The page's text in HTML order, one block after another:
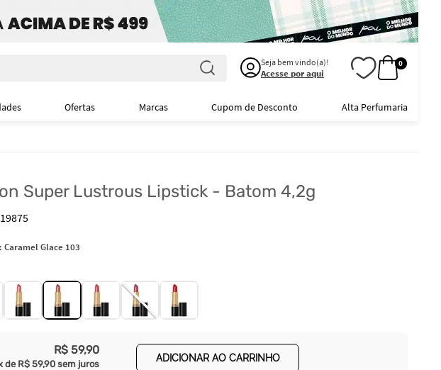
Seja bem vindo(a)!
Acesse por aqui
0
Ofertas Marcas Cupom de Desconto Alta Perfumaria
Super Lustrous Lipstick - Batom 4,2g
Caramel Glace 103
R$ 59,90
deR$ 59,90 sem juros
ADICIONAR AO CARRINHO